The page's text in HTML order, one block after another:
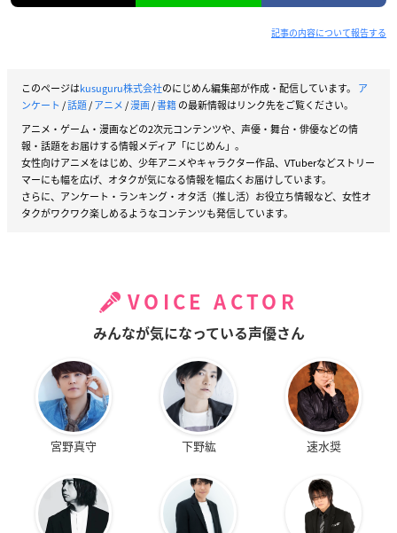
記事の内容について報告する
このページはkusuguru株式会社のにじめん編集部が作成・配信しています。 ア
ンケート /話題/アニメ/漫画/書籍の最新情報はリンク先をご覧ください。
アニメ・ゲーム・漫画などの2次元コンテンツや、声優・舞台・俳優などの情
報・話題をお届けする情報メディア「にじめん」。
女性向けアニメをはじめ、少年アニメやキャラクター作品、VTuberなどストリー
マーにも幅を広げ、オタクが気になる情報を幅広くお届けしています。
さらに、アンケート・ランキング・オタ活（推し活）お役立ち情報など、女性オ
タクがワクワク楽しめるようなコンテンツも発信しています。
VOICE ACTOR
みんなが気になっている声優さん
宮野真守 下野紘 速水奨